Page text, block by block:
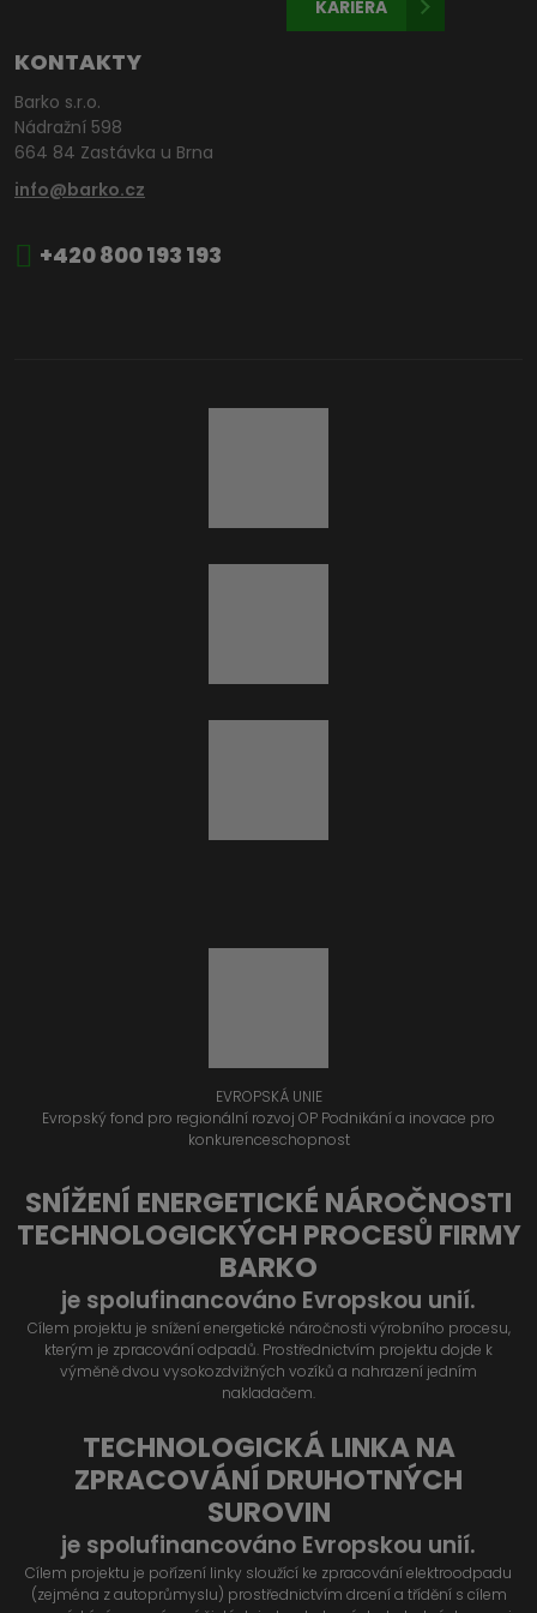
KARIÉRA
KONTAKTY
Barko s.r.o.
Nádražní 598
664 84 Zastávka u Brna
info@barko.cz
+420 800 193 193
EVROPSKÁ UNIE
Evropský fond pro regionální rozvoj OP Podnikání a inovace pro
konkurenceschopnost
SNÍŽENÍ ENERGETICKÉ NÁROČNOSTI
TECHNOLOGICKÝCH PROCESŮ FIRMY
BARKO
je spolufinancováno Evropskou unií.
Cílem projektu je snížení energetické náročnosti výrobního procesu,
kterým je zpracování odpadů. Prostřednictvím projektu dojde k
výměně dvou vysokozdvižných vozíků a nahrazení jedním
nakladačem.
TECHNOLOGICKÁ LINKA NA
ZPRACOVÁNÍ DRUHOTNÝCH
SUROVIN
je spolufinancováno Evropskou unií.
Cílem projektu je pořízení linky sloužící ke zpracování elektroodpadu
(zejména z autoprůmyslu) prostřednictvím drcení a třídění s cílem